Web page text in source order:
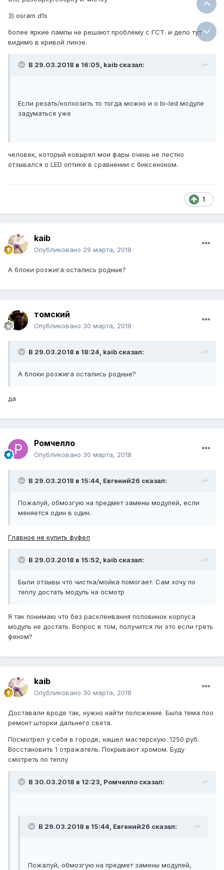
3) osram d1s
более яркие лампы не решают проблему с ГСТ. и дело тут
видимо в кривой линзе.
В 29.03.2018 в 16:05, kaib сказал:
Если резать/колхозить то тогда можно и о bi-led модуле
задуматься уже
человек, который ковырял мои фары очень не лестно
отзывался о LED оптике в сравнении с биксеноном.
1
kaib
Опубликовано 29 марта, 2018
А блоки розжига остались родные?
томский
Опубликовано 30 марта, 2018
В 29.03.2018 в 18:24, kaib сказал:
А блоки розжига остались родные?
да
Ромчелло
Опубликовано 30 марта, 2018
В 29.03.2018 в 15:44, Евгений26 сказал:
Пожалуй, обмозгую на предмет замены модулей, если
меняется один в один.
Главное не купить фуфел
В 29.03.2018 в 15:52, kaib сказал:
Были отзывы что чистка/мойка помогает. Сам хочу по
теплу достать модуль на осмотр
Я так понимаю что без расклеивания половинок корпуса
модуль не достать. Вопрос в том, получится ли это если греть
феном?
kaib
Опубликовано 30 марта, 2018
Доставали вроде так, нужно найти положение. Была тема поо
ремонт шторки дальнего света.
Посмотрел у себя в городе, нашел мастерскую. 1250 руб.
Восстановить 1 отражатель. Покрывают хромом. Буду
смотреть по теплу
В 30.03.2018 в 12:23, Ромчелло сказал:
В 29.03.2018 в 15:44, Евгений26 сказал:
Пожалуй, обмозгую на предмет замены модулей,